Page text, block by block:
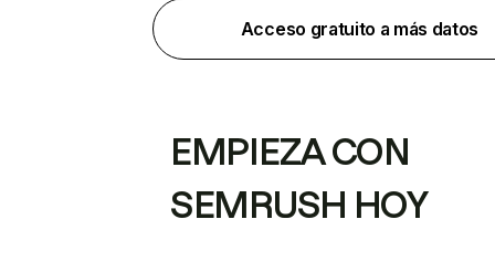
Acceso gratuito a más datos
EMPIEZA CON
SEMRUSH HOY